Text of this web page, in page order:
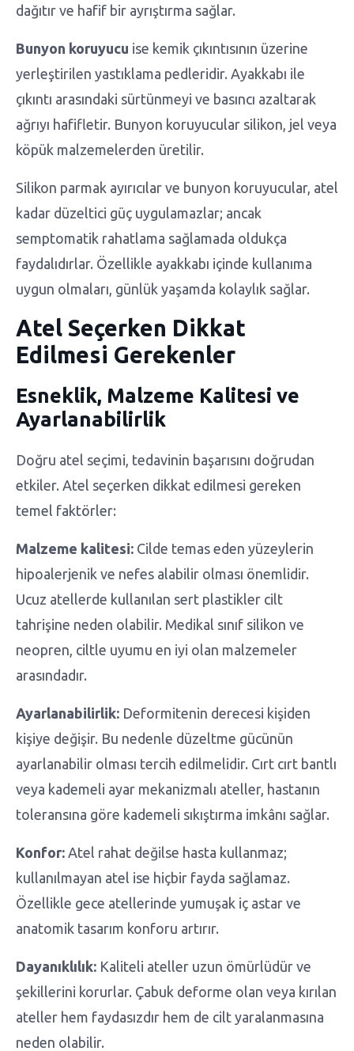
dağıtır ve hafif bir ayrıştırma sağlar.
Bunyon koruyucu ise kemik çıkıntısının üzerine
yerleştirilen yastıklama pedleridir. Ayakkabı ile
çıkıntı arasındaki sürtünmeyi ve basıncı azaltarak
ağrıyı hafifletir. Bunyon koruyucular silikon, jel veya
köpük malzemelerden üretilir.
Silikon parmak ayırıcılar ve bunyon koruyucular, atel
kadar düzeltici güç uygulamazlar; ancak
semptomatik rahatlama sağlamada oldukça
faydalıdırlar. Özellikle ayakkabı içinde kullanıma
uygun olmaları, günlük yaşamda kolaylık sağlar.
Atel Seçerken Dikkat
Edilmesi Gerekenler
Esneklik, Malzeme Kalitesi ve
Ayarlanabilirlik
Doğru atel seçimi, tedavinin başarısını doğrudan
etkiler. Atel seçerken dikkat edilmesi gereken
temel faktörler:
Malzeme kalitesi: Cilde temas eden yüzeylerin
hipoalerjenik ve nefes alabilir olması önemlidir.
Ucuz atellerde kullanılan sert plastikler cilt
tahrişine neden olabilir. Medikal sınıf silikon ve
neopren, ciltle uyumu en iyi olan malzemeler
arasındadır.
Ayarlanabilirlik: Deformitenin derecesi kişiden
kişiye değişir. Bu nedenle düzeltme gücünün
ayarlanabilir olması tercih edilmelidir. Cırt cırt bantlı
veya kademeli ayar mekanizmalı ateller, hastanın
toleransına göre kademeli sıkıştırma imkânı sağlar.
Konfor: Atel rahat değilse hasta kullanmaz;
kullanılmayan atel ise hiçbir fayda sağlamaz.
Özellikle gece atellerinde yumuşak iç astar ve
anatomik tasarım konforu artırır.
Dayanıklılık: Kaliteli ateller uzun ömürlüdür ve
şekillerini korurlar. Çabuk deforme olan veya kırılan
ateller hem faydasızdır hem de cilt yaralanmasına
neden olabilir.